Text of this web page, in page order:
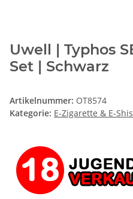
Uwell | Typhos
Set | Schwarz
Artikelnummer: OT8574
Kategorie: E-Zigarette & E-